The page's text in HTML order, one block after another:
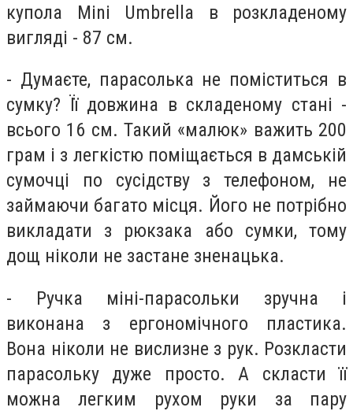
купола Mini Umbrella в розкладеному
вигляді - 87 см.
- Думаєте, парасолька не поміститься в
сумку? Її довжина в складеному стані -
всього 16 см. Такий «малюк» важить 200
грам і з легкістю поміщається в дамській
сумочці по сусідству з телефоном, не
займаючи багато місця. Його не потрібно
викладати з рюкзака або сумки, тому
дощ ніколи не застане зненацька.
- Ручка міні-парасольки зручна і
виконана з ергономічного пластика.
Вона ніколи не вислизне з рук. Розкласти
парасольку дуже просто. А скласти її
можна легким рухом руки за пару